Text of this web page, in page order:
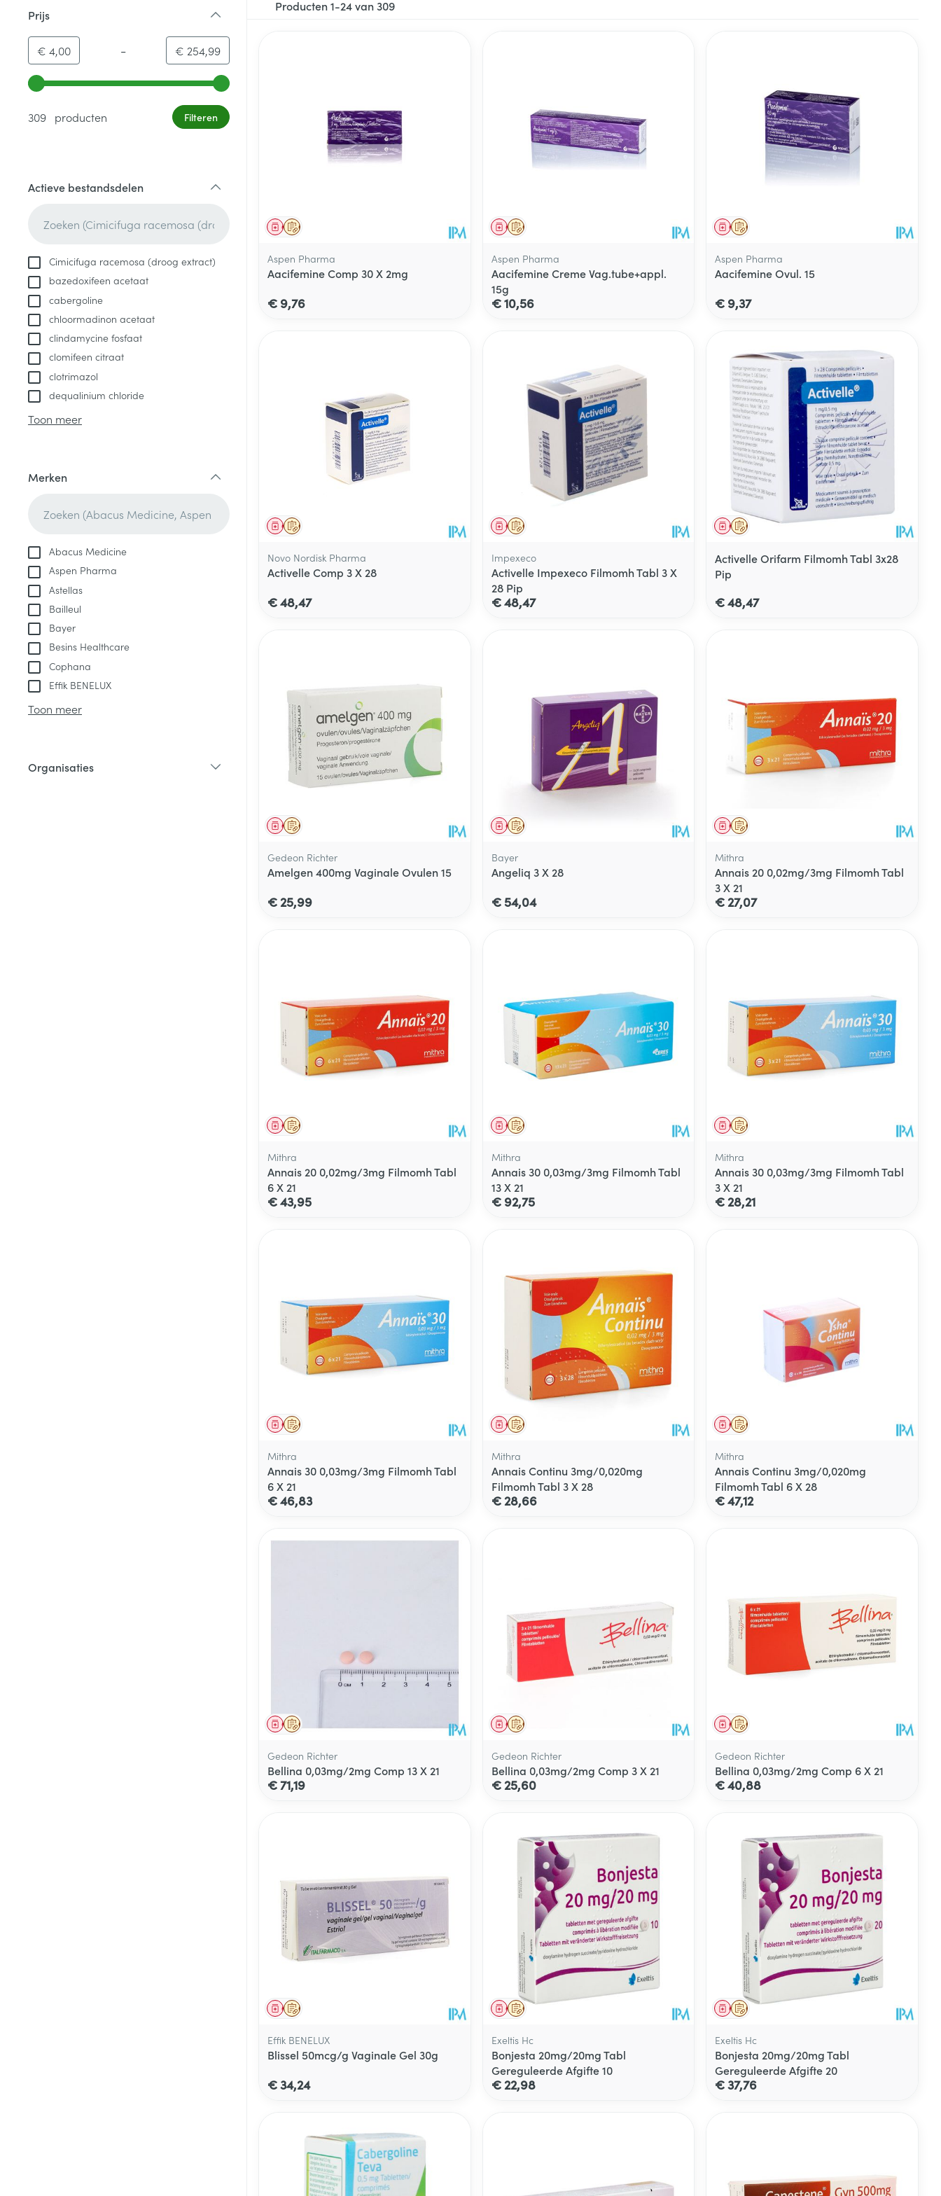
Prijs
Minimumwaarde
€ 4,00 - Maximale waarde
€ 254,99
Gebruik de pijltjestoetsen links en rechts om de minimale en maximale prijswaarden aan te passen.
309 producten
Filteren
Actieve bestandsdelen
Cimicifuga racemosa (droog extract)
bazedoxifeen acetaat
cabergoline
chloormadinon acetaat
clindamycine fosfaat
clomifeen citraat
clotrimazol
dequalinium chloride
Toon meer
Merken
Abacus Medicine
Aspen Pharma
Astellas
Bailleul
Bayer
Besins Healthcare
Cophana
Effik BENELUX
Toon meer
Organisaties
Producten1-24van309
Op voorschrift
Geneesmiddel
Aspen Pharma
Aacifemine Comp 30 X 2mg
€ 9,76
Op voorschrift
Geneesmiddel
Aspen Pharma
Aacifemine Creme Vag.tube+appl.
15g
€ 10,56
Op voorschrift
Geneesmiddel
Aspen Pharma
Aacifemine Ovul. 15
€ 9,37
Op voorschrift
Geneesmiddel
Novo Nordisk Pharma
Activelle Comp 3 X 28
€ 48,47
Op voorschrift
Geneesmiddel
Impexeco
Activelle Impexeco Filmomh Tabl 3 X
28 Pip
€ 48,47
Op voorschrift
Geneesmiddel
Activelle Orifarm Filmomh Tabl 3x28
Pip
€ 48,47
Op voorschrift
Geneesmiddel
Gedeon Richter
Amelgen 400mg Vaginale Ovulen 15
€ 25,99
Op voorschrift
Geneesmiddel
Bayer
Angeliq 3 X 28
€ 54,04
Op voorschrift
Geneesmiddel
Mithra
Annais 20 0,02mg/3mg Filmomh Tabl
3 X 21
€ 27,07
Op voorschrift
Geneesmiddel
Mithra
Annais 20 0,02mg/3mg Filmomh Tabl
6 X 21
€ 43,95
Op voorschrift
Geneesmiddel
Mithra
Annais 30 0,03mg/3mg Filmomh Tabl
13 X 21
€ 92,75
Op voorschrift
Geneesmiddel
Mithra
Annais 30 0,03mg/3mg Filmomh Tabl
3 X 21
€ 28,21
Op voorschrift
Geneesmiddel
Mithra
Annais 30 0,03mg/3mg Filmomh Tabl
6 X 21
€ 46,83
Op voorschrift
Geneesmiddel
Mithra
Annais Continu 3mg/0,020mg
Filmomh Tabl 3 X 28
€ 28,66
Op voorschrift
Geneesmiddel
Mithra
Annais Continu 3mg/0,020mg
Filmomh Tabl 6 X 28
€ 47,12
Op voorschrift
Geneesmiddel
Gedeon Richter
Bellina 0,03mg/2mg Comp 13 X 21
€ 71,19
Op voorschrift
Geneesmiddel
Gedeon Richter
Bellina 0,03mg/2mg Comp 3 X 21
€ 25,60
Op voorschrift
Geneesmiddel
Gedeon Richter
Bellina 0,03mg/2mg Comp 6 X 21
€ 40,88
Op voorschrift
Geneesmiddel
Effik BENELUX
Blissel 50mcg/g Vaginale Gel 30g
€ 34,24
Op voorschrift
Geneesmiddel
Exeltis Hc
Bonjesta 20mg/20mg Tabl
Gereguleerde Afgifte 10
€ 22,98
Op voorschrift
Geneesmiddel
Exeltis Hc
Bonjesta 20mg/20mg Tabl
Gereguleerde Afgifte 20
€ 37,76